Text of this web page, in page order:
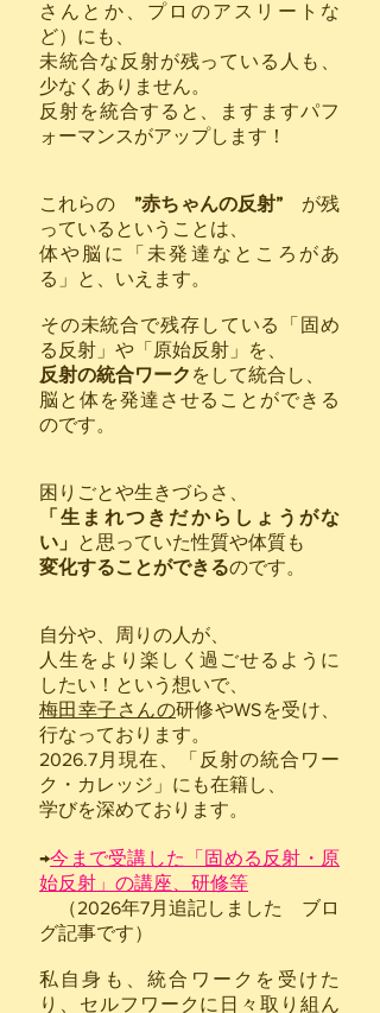
さんとか、プロのアスリートな
ど）にも、
未統合な反射が残っている人も、
少なくありません。
反射を統合すると、ますますパフ
ォーマンスがアップします！
これらの ”赤ちゃんの反射”が残
っているということは、
体や脳に「未発達なところがあ
る」と、いえます。
その未統合で残存している「固め
る反射」や「原始反射 」を、
反射の統合ワーク をして統合し、
脳と体を発達させることができる
のです。
困りごとや生きづらさ、
「生まれつきだからしょうがな
い」
と思っていた性質や体質も
変化することができるのです。
自分や、周りの人が、
人生をより楽しく過ごせるように
したい！という想いで、
梅田幸子さんの研修やWSを受け、
行なっております。
2026.7月現在、「反射の統合ワー
ク・カレッジ」にも在籍し、
学びを深めております。
→今まで受講した「固める反射・原
始反射」の講座、研修等
​ （2026年7月追記しました ブロ
グ記事です）
私自身も、統合ワークを受けた
り、セルフワークに日々取り組ん